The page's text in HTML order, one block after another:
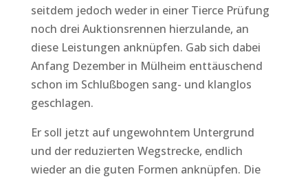
seitdem jedoch weder in einer Tierce Prüfung
noch drei Auktionsrennen hierzulande, an
diese Leistungen anknüpfen. Gab sich dabei
Anfang Dezember in Mülheim enttäuschend
schon im Schlußbogen sang- und klanglos
geschlagen.
Er soll jetzt auf ungewohntem Untergrund
und der reduzierten Wegstrecke, endlich
wieder an die guten Formen anknüpfen. Die